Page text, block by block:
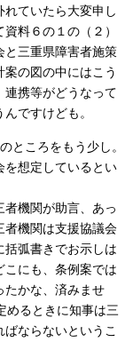
ていたら大変申し
料６の１の（２）
と三重県障害者施策
の図の中にはこう
連携等がどうなって
ですけども。
ところをもう少し。
を想定しているとい
機関が助言、あっ
者機関は支援協議会
括弧書きでお示しは
こにも、条例案では
たかな、済みませ
めるときに知事は三
ならないというこ